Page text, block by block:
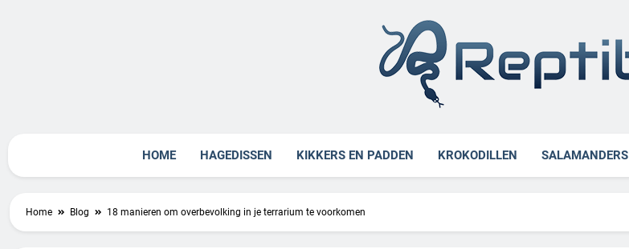
HOME HAGEDISSEN KIKKERS EN PADDEN KROKODILLEN SALAMANDERS
Home Blog 18 manieren om overbevolking in je terrarium te voorkomen